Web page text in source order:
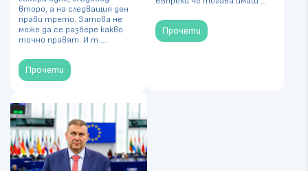
второ, а на следващия ден
прави трето. Затова не
може да се разбере какво
точно правят. И т ...
Прочети
Прочети